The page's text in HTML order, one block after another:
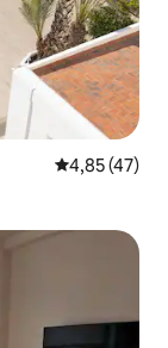
Priemerné
4,85 (47)